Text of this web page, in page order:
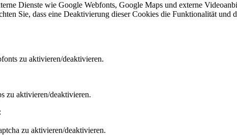
Dienste wie Google Webfonts, Google Maps und externe
Sie, dass eine Deaktivierung dieser Cookies die Funktionalität
zu aktivieren/deaktivieren.
zu aktivieren/deaktivieren.
zu aktivieren/deaktivieren.